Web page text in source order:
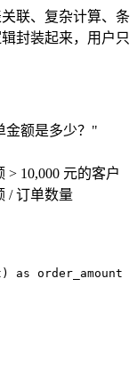
联、复杂计算、条
封装起来，用户只
金额是多少？"
10,000 元的客户
/ 订单数量
as order_amount